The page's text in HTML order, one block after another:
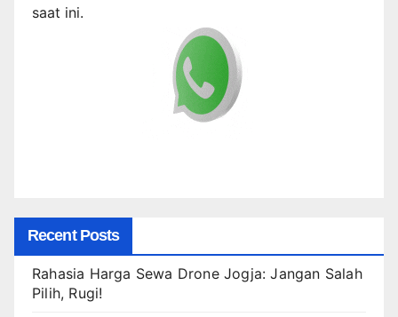
saat ini.
Recent Posts
Rahasia Harga Sewa Drone Jogja: Jangan Salah
Pilih, Rugi!